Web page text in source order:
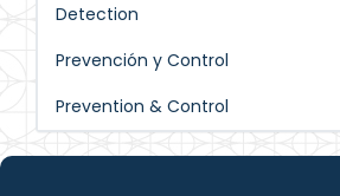
Detection
Prevención y Control
Prevention & Control